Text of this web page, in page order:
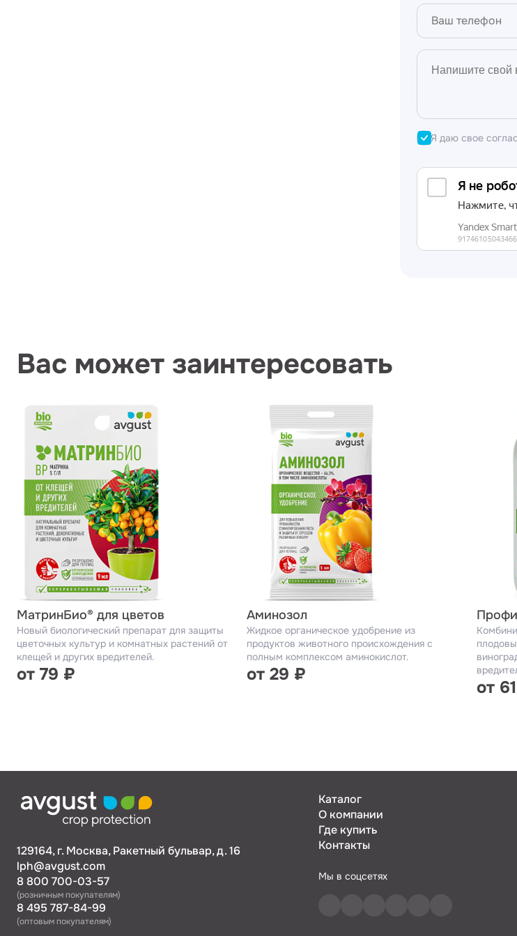
Я даю свое
Вас может заинтересовать
МатринБио® для цветов
Новый биологический препарат для защиты
цветочных культур и комнатных растений от
клещей и других вредителей.
от 79 ₽
Аминозол
Жидкое органическое удобрение из
продуктов животного происхождения с
полным комплексом аминокислот.
от 29 ₽
от
129164, г. Москва, Ракетный бульвар, д. 16
lph@avgust.com
8 800 700-03-57
(розничным покупателям)
8 495 787-84-99
(оптовым покупателям)
Каталог
О компании
Где купить
Контакты
Мы в соцсетях